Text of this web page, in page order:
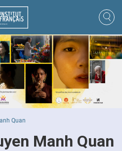
Quan
Manh Quan